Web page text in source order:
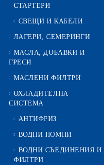
СТАРТЕРИ
СВЕЩИ И КАБЕЛИ
ЛАГЕРИ, СЕМЕРИНГИ
МАСЛА, ДОБАВКИ И
ГРЕСИ
МАСЛЕНИ ФИЛТРИ
ОХЛАДИТЕЛНА
СИСТЕМА
АНТИФРИЗ
ВОДНИ ПОМПИ
ВОДНИ СЪЕДИНЕНИЯ И
ФИЛТРИ